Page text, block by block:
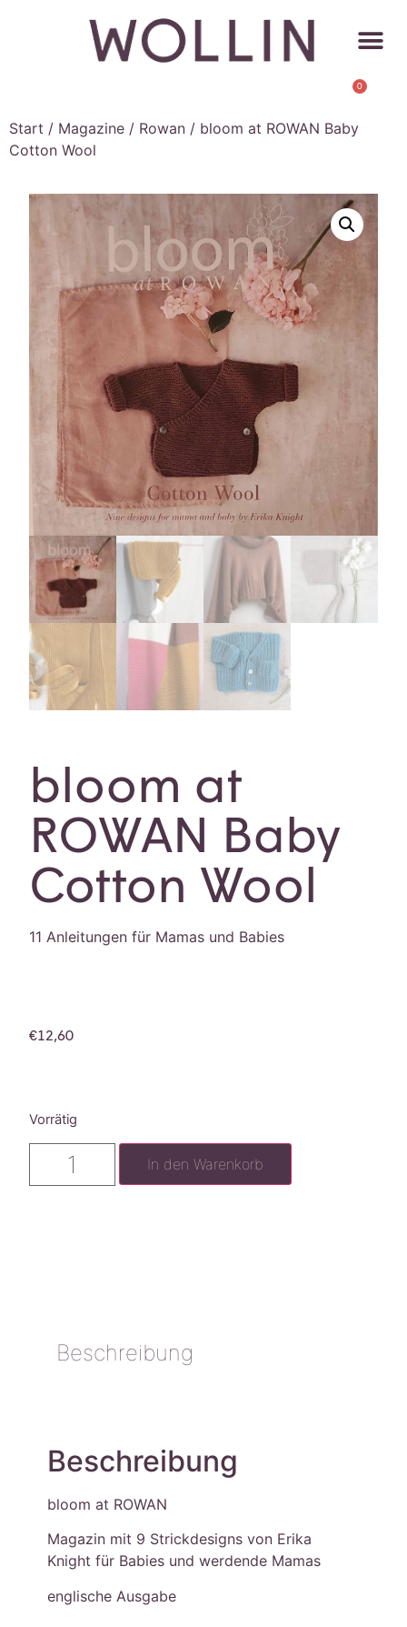
0
Start / Magazine / Rowan / bloom at ROWAN Baby
Cotton Wool
bloom at
ROWAN Baby
Cotton Wool
11 Anleitungen für Mamas und Babies
€12,60
Vorrätig
In den Warenkorb
Beschreibung
Beschreibung
bloom at ROWAN
Magazin mit 9 Strickdesigns von Erika
Knight für Babies und werdende Mamas
englische Ausgabe